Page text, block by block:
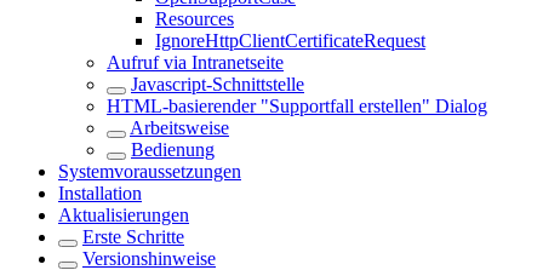
Resources
IgnoreHttpClientCertificateRequest
Aufruf via Intranetseite
Javascript-Schnittstelle
HTML-basierender "Supportfall erstellen" Dialog
Arbeitsweise
Bedienung
Systemvoraussetzungen
Installation
Aktualisierungen
Erste Schritte
Versionshinweise